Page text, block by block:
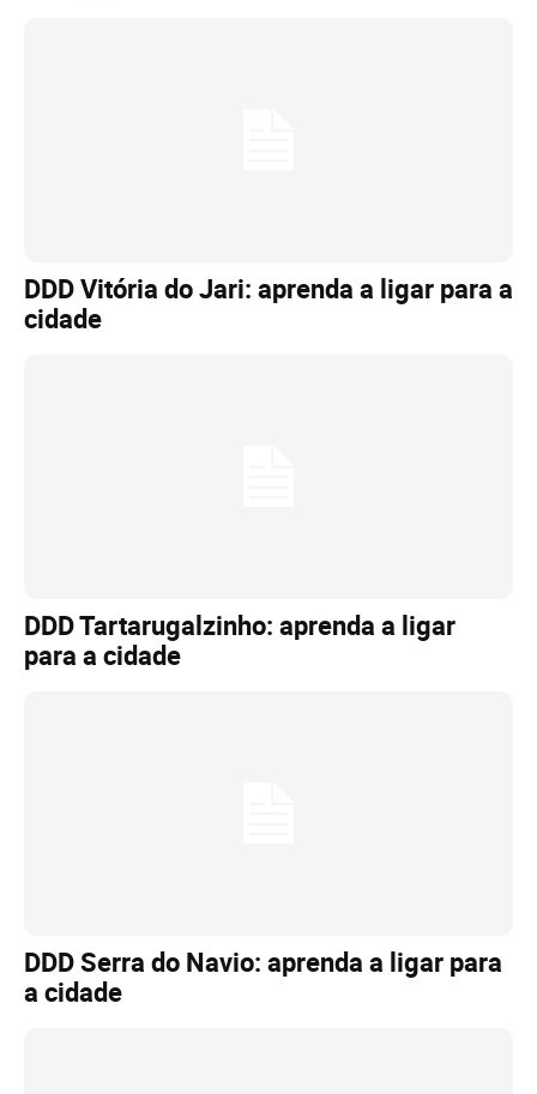
DDD Vitória do Jari: aprenda a ligar para a
cidade
DDD Tartarugalzinho: aprenda a ligar
para a cidade
DDD Serra do Navio: aprenda a ligar para
a cidade